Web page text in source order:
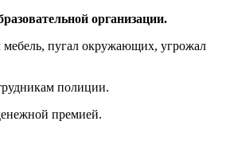
организации.
мебель, пугал окружающих, угрожал
полиции.
премией.